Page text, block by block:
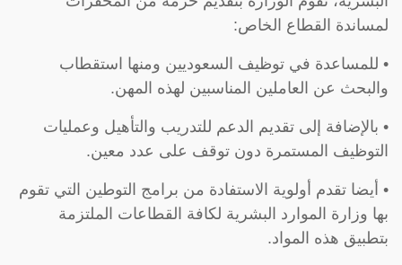
لمساندة القطاع الخاص:
• للمساعدة في توظيف السعوديين ومنها استقطاب
والبحث عن العاملين المناسبين لهذه المهن.
• بالإضافة إلى تقديم الدعم للتدريب والتأهيل وعمليات
التوظيف المستمرة دون توقف على عدد معين.
• أيضا تقدم أولوية الاستفادة من برامج التوطين التي تقوم
بها وزارة الموارد البشرية لكافة القطاعات الملتزمة
بتطبيق هذه المواد.